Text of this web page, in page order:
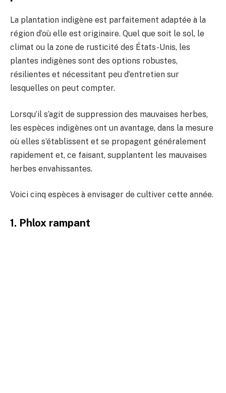
La plantation indigène est parfaitement adaptée à la
région d’où elle est originaire. Quel que soit le sol, le
climat ou la zone de rusticité des États-Unis, les
plantes indigènes sont des options robustes,
résilientes et nécessitant peu d’entretien sur
lesquelles on peut compter.
Lorsqu’il s’agit de suppression des mauvaises herbes,
les espèces indigènes ont un avantage, dans la mesure
où elles s’établissent et se propagent généralement
rapidement et, ce faisant, supplantent les mauvaises
herbes envahissantes.
Voici cinq espèces à envisager de cultiver cette année.
1. Phlox rampant